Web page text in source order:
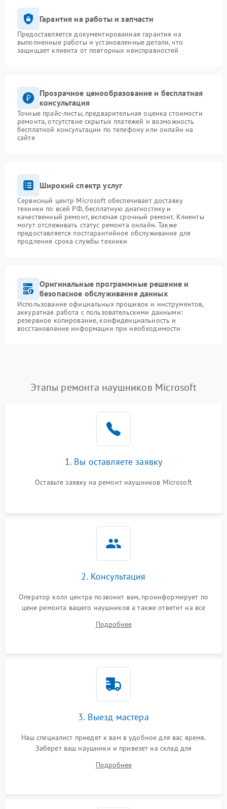
Гарантия на работы и запчасти
Предоставляется документированная гарантия на
выполненные работы и установленные детали, что
защищает клиента от повторных неисправностей
Прозрачное ценообразование и бесплатная
консультация
Точные прайс-листы, предварительная оценка стоимости
ремонта, отсутствие скрытых платежей и возможность
бесплатной консультации по телефону или онлайн на
сайте
Широкий спектр услуг
Сервисный центр Microsoft обеспечивает доставку
техники по всей РФ, бесплатную диагностику и
качественный ремонт, включая срочный ремонт. Клиенты
могут отслеживать статус ремонта онлайн. Также
предоставляется постгарантийное обслуживание для
продления срока службы техники
Оригинальные программные решение и
безопасное обслуживание данных
Использование официальных прошивок и инструментов,
аккуратная работа с пользовательскими данными:
резервное копирование, конфиденциальность и
восстановление информации при необходимости
Этапы ремонта наушников Microsoft
1. Вы оставляете заявку
Оставьте заявку на ремонт наушников Microsoft
2. Консультация
Оператор колл центра позвонит вам, проинформирует по
цене ремонта вашего наушников а также ответит на все
Подробнее
3. Выезд мастера
Наш специалист приедет к вам в удобное для вас время.
Заберет ваш наушники и привезет на склад для
Подробнее